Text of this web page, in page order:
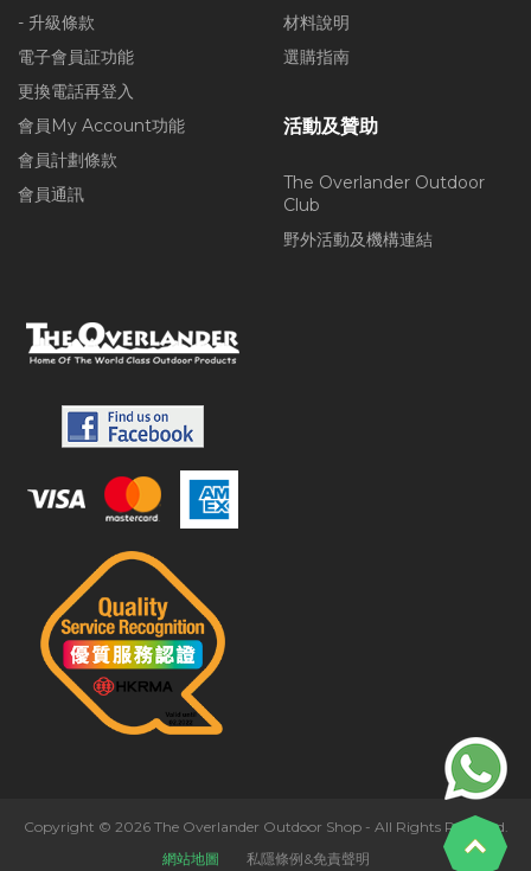
- 升級條款
電子會員証功能
更換電話再登入
會員My Account功能
會員計劃條款
會員通訊
材料說明
選購指南
活動及贊助
The Overlander Outdoor
Club
野外活動及機構連結
Copyright © 2026 The Overlander Outdoor Shop - All Rights Reserved.
網站地圖
私隱條例&免責聲明